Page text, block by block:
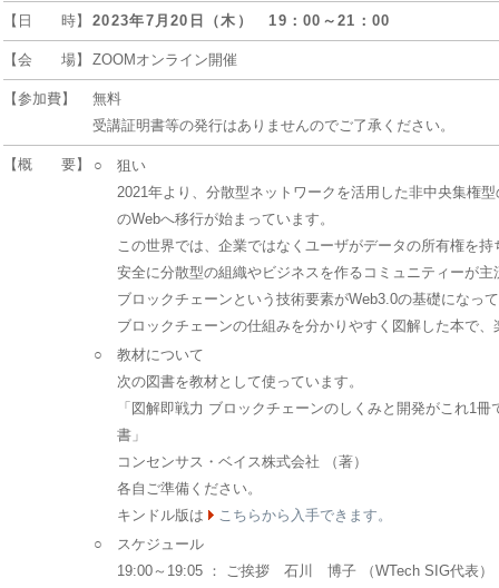
【日 時】 2023年7月20日（木） 19：00～21：00
【会 場】 ZOOMオンライン開催
【参加費】
無料
受講証明書等の発行はありませんのでご了承ください。
【概 要】 ○
狙い
2021年より、分散型ネットワークを活用した非中央集権
のWebへ移行が始まっています。
この世界では、企業ではなくユーザがデータの所有権を
安全に分散型の組織やビジネスを作るコミュニティーが主
ブロックチェーンという技術要素がWeb3.0の基礎になっ
ブロックチェーンの仕組みを分かりやすく図解した本で
○
教材について
次の図書を教材として使っています。
「図解即戦力 ブロックチェーンのしくみと開発がこれ1
書」
コンセンサス・ベイス株式会社 （著）
各自ご準備ください。
キンドル版は
こちらから入手できます。
○
スケジュール
19:00～19:05 ： ご挨拶 石川 博子 （WTech SIG代表）